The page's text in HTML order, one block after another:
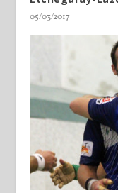
05/03/2017